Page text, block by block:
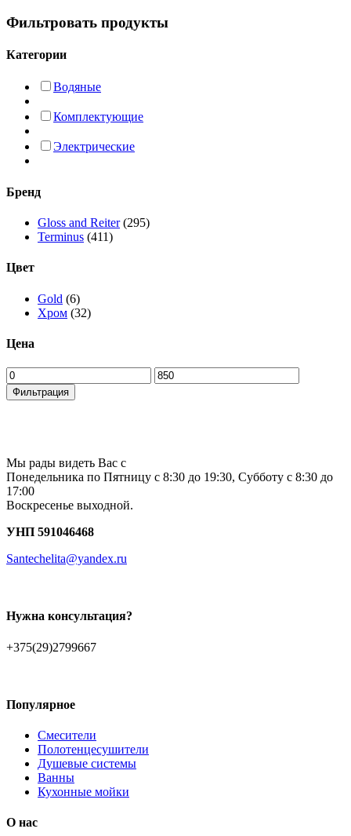
Фильтровать продукты
Категории
Водяные
Комплектующие
Электрические
Бренд
Gloss and Reiter (295)
Terminus (411)
Цвет
Gold (6)
Хром (32)
Цена
Минимальная
цена
Максимальная
цена
Фильтрация
Мы рады видеть Вас с
Понедельника по Пятницу с 8:30 до 19:30, Субботу с 8:30 до
17:00
Воскресенье выходной.
УНП 591046468
Santechelita@yandex.ru
Нужна консультация?
+375(29)2799667
Популярное
Смесители
Полотенцесушители
Душевые системы
Ванны
Кухонные мойки
О нас